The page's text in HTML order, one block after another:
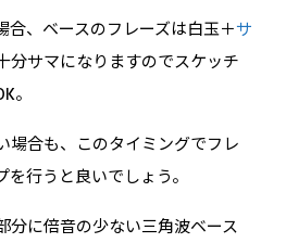
合、ベースのフレーズは白玉＋サ
分サマになりますのでスケッチ
。
場合も、このタイミングでフレ
行うと良いでしょう。
分に倍音の少ない三角波ベース